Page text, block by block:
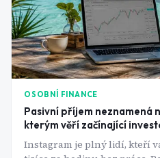
OSOBNÍ FINANCE
Pasivní příjem neznamená
kterým věří začínající
Instagram je plný lidí, kteří